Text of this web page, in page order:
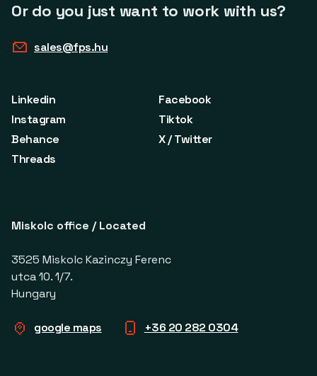
Or do you just want to work with us?
sales@fps.hu
Linkedin
Facebook
Instagram
Tiktok
Behance
X / Twitter
Threads
Miskolc office / Located
3525 Miskolc Kazinczy Ferenc
utca 10. 1/7.
Hungary
google maps +36 20 282 0304